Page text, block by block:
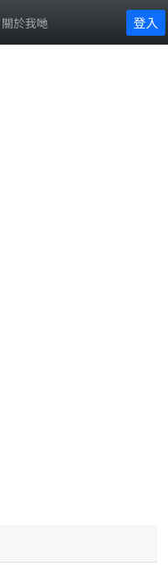
關於我哋 登入